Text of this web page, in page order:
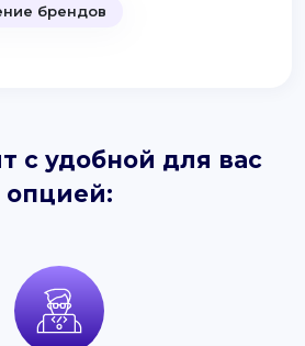
брендов
с удобной для вас
опцией: